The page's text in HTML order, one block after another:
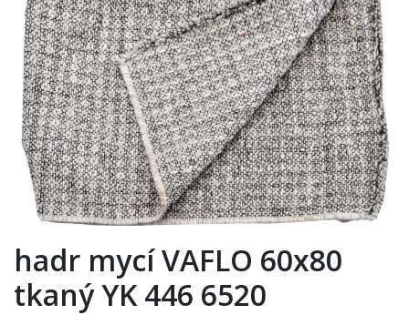
hadr mycí VAFLO 60x80
tkaný YK 446 6520